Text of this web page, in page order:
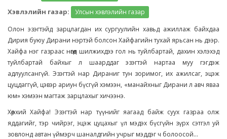
Хэвлэлийн газар:
Улсын хэвлэлийн газар
Олон эзэгтэйд зарцлагдан их сургуулийн хавьд ажиллаж байхдаа
Дирия буюу Дирани нэртэй болсон Хайфагийн тухай ярьсан нь дээр.
Хайфа нэг газраас нөгөөд шилжихдээ гол нь туйлбартай, дахин хэлэхэд
туйлбартай байхыг л шаарддаг эзэгтэй нартаа муу гэгдэж
адлуулсангүй. Эзэгтэй нар Дираниг тун зоримог, их ажилсаг, эцэж
цуцдаггүй, цэвэр ариун бүсгүй хэмээн, «манайхныг Дирани л авч яваа
юм» хэмээн магтаж зарцлахыг хичээнэ.
Хөөрхий Хайфа! Эзэгтэй нар түүнийг яагаад байж суух газраа олж
яддагийг, тэр чийрэг, эцэж цуцахыг үл мэдэх бүсгүйн зүрх сэтгэл уй
зовлонд автан үймэрч шаналдгийн учрыг мэддэг ч болоосой...